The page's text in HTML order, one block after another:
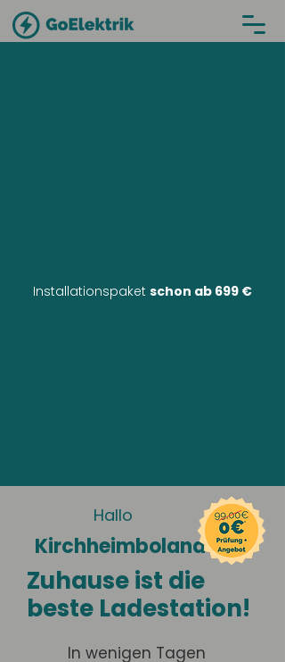
Installationspaket schon ab 699 €
Hallo
Kirchheimbolanden
Zuhause ist die
beste Ladestation!
In wenigen Tagen